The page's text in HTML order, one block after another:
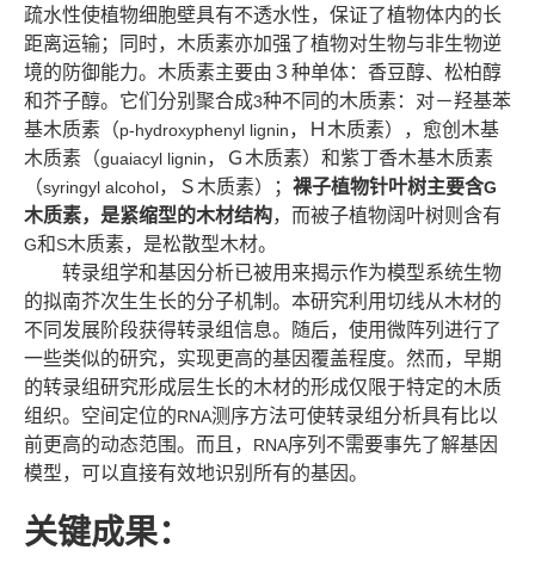
疏水性使植物细胞壁具有不透水性，保证了植物体内的长
距离运输；同时，木质素亦加强了植物对生物与非生物逆
境的防御能力。木质素主要由３种单体：香豆醇、松柏醇
和芥子醇。它们分别聚合成3种不同的木质素：对－羟基苯
基木质素（p-hydroxyphenyl lignin，Ｈ木质素），愈创木基
木质素（guaiacyl lignin，Ｇ木质素）和紫丁香木基木质素
（syringyl alcohol，Ｓ木质素）； 裸子植物针叶树主要含G
木质素，是紧缩型的木材结构，而被子植物阔叶树则含有
G和S木质素，是松散型木材。
转录组学和基因分析已被用来揭示作为模型系统生物
的拟南芥次生生长的分子机制。本研究利用切线从木材的
不同发展阶段获得转录组信息。随后，使用微阵列进行了
一些类似的研究，实现更高的基因覆盖程度。然而，早期
的转录组研究形成层生长的木材的形成仅限于特定的木质
组织。空间定位的RNA测序方法可使转录组分析具有比以
前更高的动态范围。而且， RNA序列不需要事先了解基因
模型，可以直接有效地识别所有的基因。
关键成果：